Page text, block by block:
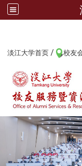
淡江大学首页 / 校友